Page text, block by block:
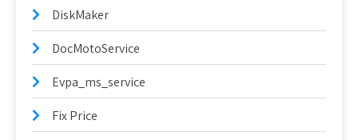
DiskMaker
DocMotoService
Evpa_ms_service
Fix Price